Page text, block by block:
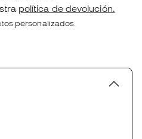
política de devolución.
personalizados.